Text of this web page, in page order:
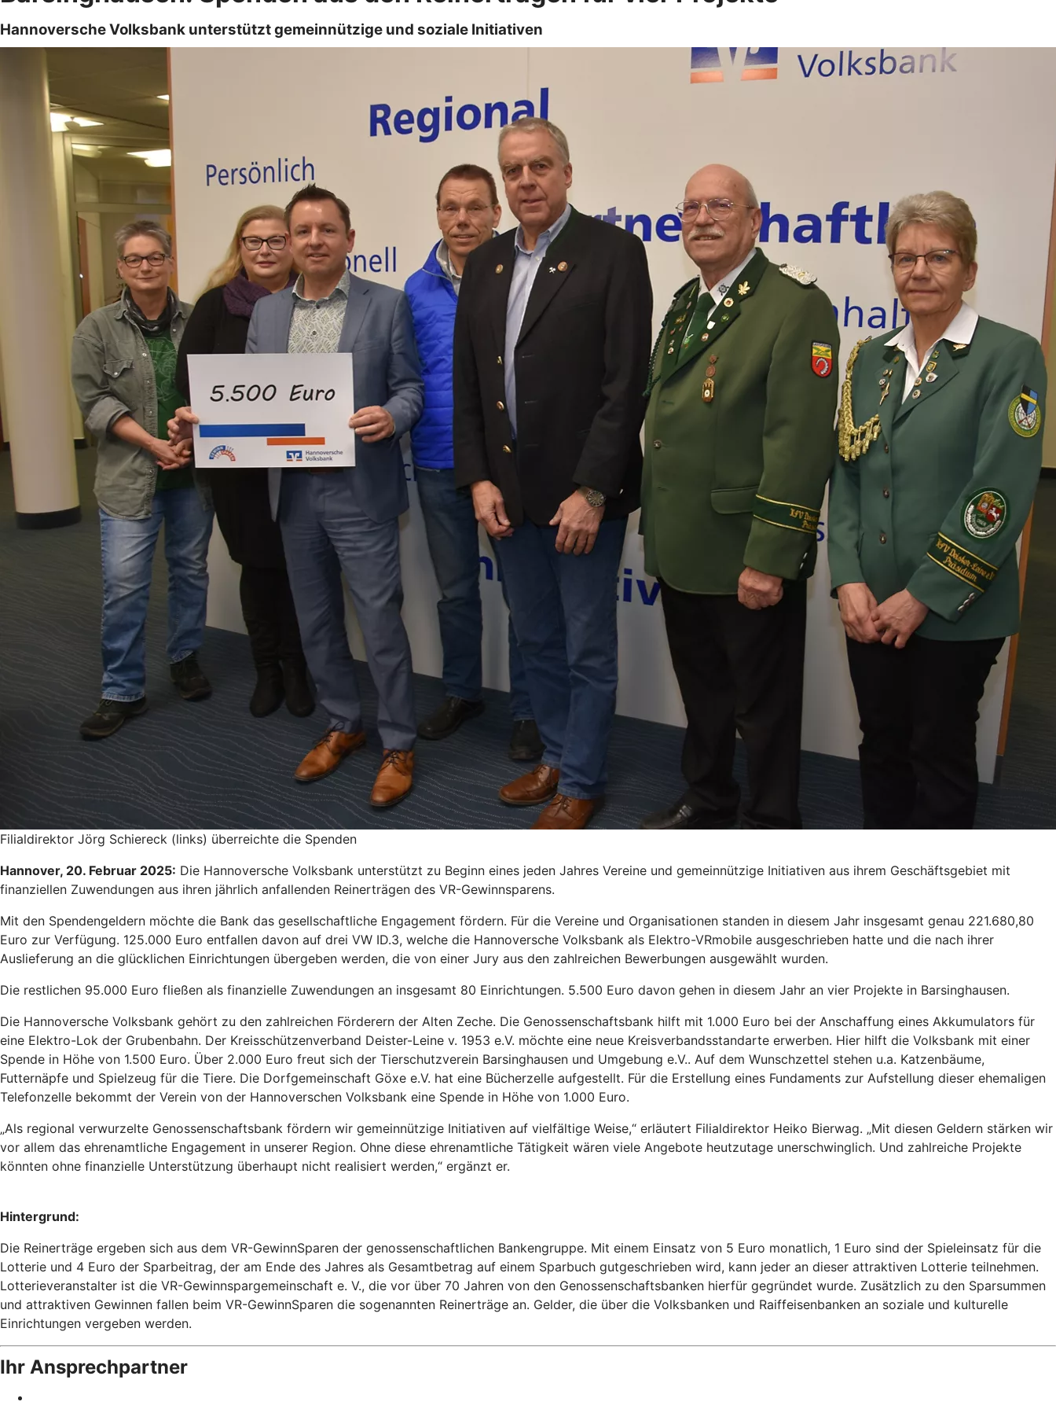
Hannoversche Volksbank unterstützt gemeinnützige und soziale Initiativen
Filialdirektor Jörg Schiereck (links) überreichte die Spenden
Hannover, 20. Februar 2025: Die Hannoversche Volksbank unterstützt zu Beginn eines jeden Jahres Vereine und gemeinnützige Initiativen aus ihrem Geschäftsgebiet mit
finanziellen Zuwendungen aus ihren jährlich anfallenden Reinerträgen des VR-Gewinnsparens.
Mit den Spendengeldern möchte die Bank das gesellschaftliche Engagement fördern. Für die Vereine und Organisationen standen in diesem Jahr insgesamt genau 221.680,80
Euro zur Verfügung. 125.000 Euro entfallen davon auf drei VW ID.3, welche die Hannoversche Volksbank als Elektro-VRmobile ausgeschrieben hatte und die nach ihrer
Auslieferung an die glücklichen Einrichtungen übergeben werden, die von einer Jury aus den zahlreichen Bewerbungen ausgewählt wurden.
Die restlichen 95.000 Euro fließen als finanzielle Zuwendungen an insgesamt 80 Einrichtungen. 5.500 Euro davon gehen in diesem Jahr an vier Projekte in Barsinghausen.
Die Hannoversche Volksbank gehört zu den zahlreichen Förderern der Alten Zeche. Die Genossenschaftsbank hilft mit 1.000 Euro bei der Anschaffung eines Akkumulators für
eine Elektro-Lok der Grubenbahn. Der Kreisschützenverband Deister-Leine v. 1953 e.V. möchte eine neue Kreisverbandsstandarte erwerben. Hier hilft die Volksbank mit einer
Spende in Höhe von 1.500 Euro. Über 2.000 Euro freut sich der Tierschutzverein Barsinghausen und Umgebung e.V.. Auf dem Wunschzettel stehen u.a. Katzenbäume,
Futternäpfe und Spielzeug für die Tiere. Die Dorfgemeinschaft Göxe e.V. hat eine Bücherzelle aufgestellt. Für die Erstellung eines Fundaments zur Aufstellung dieser ehemaligen
Telefonzelle bekommt der Verein von der Hannoverschen Volksbank eine Spende in Höhe von 1.000 Euro.
„Als regional verwurzelte Genossenschaftsbank fördern wir gemeinnützige Initiativen auf vielfältige Weise,“ erläutert Filialdirektor Heiko Bierwag. „Mit diesen Geldern stärken wir
vor allem das ehrenamtliche Engagement in unserer Region. Ohne diese ehrenamtliche Tätigkeit wären viele Angebote heutzutage unerschwinglich. Und zahlreiche Projekte
könnten ohne finanzielle Unterstützung überhaupt nicht realisiert werden,“ ergänzt er.
Hintergrund:
Die Reinerträge ergeben sich aus dem VR-GewinnSparen der genossenschaftlichen Bankengruppe. Mit einem Einsatz von 5 Euro monatlich, 1 Euro sind der Spieleinsatz für die
Lotterie und 4 Euro der Sparbeitrag, der am Ende des Jahres als Gesamtbetrag auf einem Sparbuch gutgeschrieben wird, kann jeder an dieser attraktiven Lotterie teilnehmen.
Lotterieveranstalter ist die VR-Gewinnspargemeinschaft e. V., die vor über 70 Jahren von den Genossenschaftsbanken hierfür gegründet wurde. Zusätzlich zu den Sparsummen
und attraktiven Gewinnen fallen beim VR-GewinnSparen die sogenannten Reinerträge an. Gelder, die über die Volksbanken und Raiffeisenbanken an soziale und kulturelle
Einrichtungen vergeben werden.
Ihr Ansprechpartner